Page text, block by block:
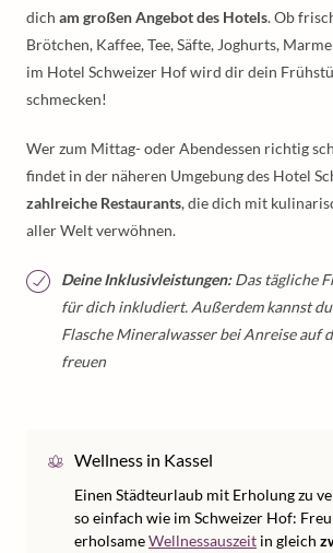
dich am großen Angebot des Hotels. Ob
Brötchen, Kaffee, Tee, Säfte, Joghurts,
im Hotel Schweizer Hof wird dir dein
schmecken!
Wer zum Mittag- oder Abendessen richtig
findet in der näheren Umgebung des Hotel
zahlreiche Restaurants, die dich mit
aller Welt verwöhnen.
Deine Inklusivleistungen:Das tägliche
für dich inkludiert. Außerdem kannst
Flasche Mineralwasser bei Anreise auf
freuen
Wellness in Kassel
Einen Städteurlaub mit Erholung zu
so einfach wie im Schweizer Hof:
erholsameWellnessauszeit in gleich